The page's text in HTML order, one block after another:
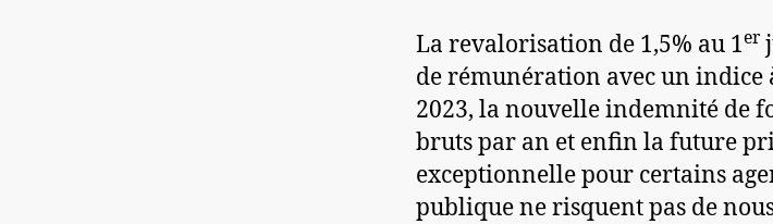
La revalorisation de 1,5% au 1er
de rémunération avec un indice
2023, la nouvelle indemnité de
bruts par an et enfin la future
exceptionnelle pour certains
publique ne risquent pas de